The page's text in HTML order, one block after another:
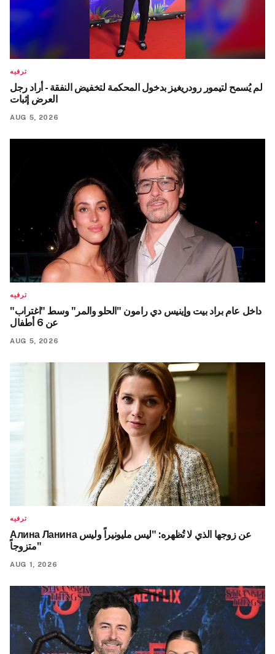
ترفيه
لم يُسمح لتيمور رودريغيز بدخول المحكمة لتخفيض النفقة - أراد رجل
العرض إثبات
AUG 5, 2026
ترفيه
داخل عام براد بيت وإينيس دي رامون "الحلو والمر" وسط "اغتراب"
عن 6 أطفال
AUG 5, 2026
ترفيه
Алина Ланина عن زوجها الذي لا تُظهره: "ليس مليونيراً وليس
متزوجاً"
AUG 1, 2026